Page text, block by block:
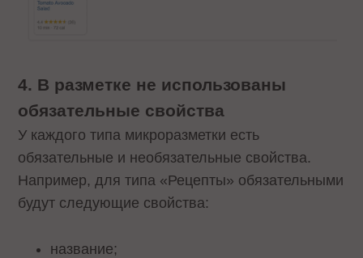
4. В разметке не использованы
обязательные свойства
У каждого типа микроразметки есть
обязательные и необязательные свойства.
Например, для типа «Рецепты» обязательными
будут следующие свойства:
название;